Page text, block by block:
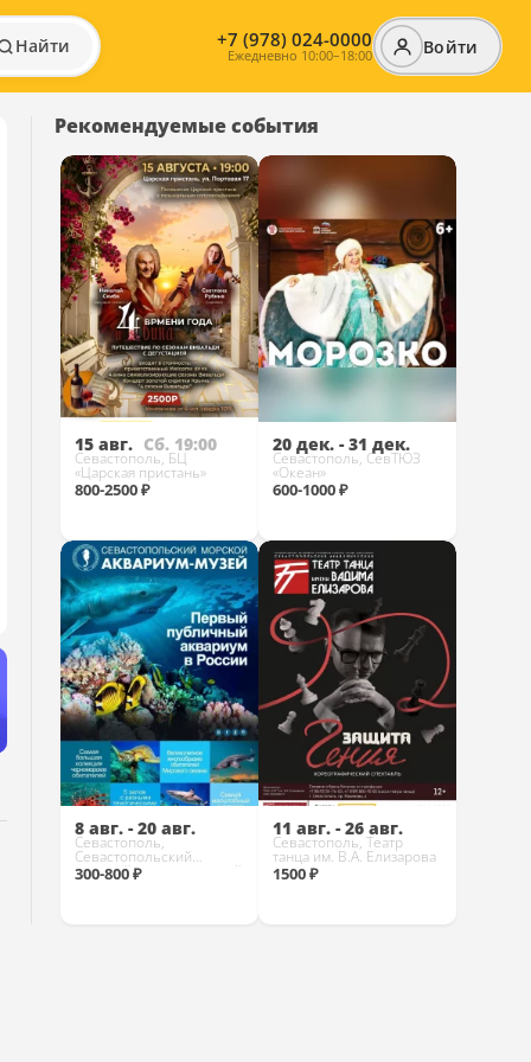
Найти +7 (978) 024-0000
Ежедневно 10:00–18:00 Войти
Рекомендуемые события
15 авг. Сб. 19:00
Севастополь, БЦ
«Царская пристань»
800-2500 ₽
Купить
20 дек. - 31 дек.
Севастополь, СевТЮЗ
«Океан»
600-1000 ₽
Купить
8 авг. - 20 авг.
Севастополь,
Севастопольский
морской аквариум-музей
300-800 ₽
11 авг. - 26 авг.
Севастополь, Театр
танца им. В.А. Елизарова
1500 ₽